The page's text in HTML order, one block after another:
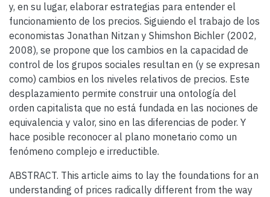
y, en su lugar, elaborar estrategias para entender el
funcionamiento de los precios. Siguiendo el trabajo de los
economistas Jonathan Nitzan y Shimshon Bichler (2002,
2008), se propone que los cambios en la capacidad de
control de los grupos sociales resultan en (y se expresan
como) cambios en los niveles relativos de precios. Este
desplazamiento permite construir una ontología del
orden capitalista que no está fundada en las nociones de
equivalencia y valor, sino en las diferencias de poder. Y
hace posible reconocer al plano monetario como un
fenómeno complejo e irreductible.
ABSTRACT. This article aims to lay the foundations for an
understanding of prices radically different from the way